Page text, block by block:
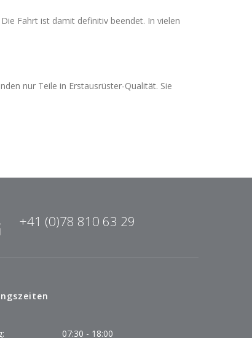
Fahrt ist damit definitiv beendet. In vielen
nur Teile in Erstausrüster-Qualität. Sie
+41 (0)78 810 63 29
07:30 - 18:00